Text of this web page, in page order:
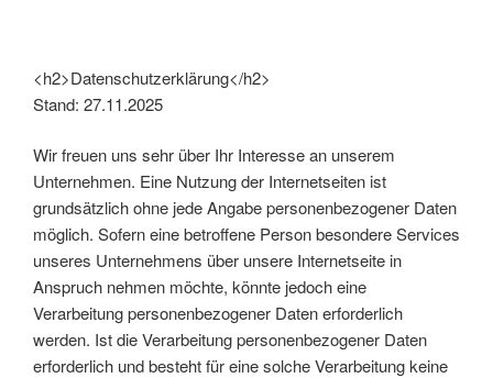
<h2>Datenschutzerklärung</h2>
Stand: 27.11.2025
Wir freuen uns sehr über Ihr Interesse an unserem
Unternehmen. Eine Nutzung der Internetseiten ist
grundsätzlich ohne jede Angabe personenbezogener Daten
möglich. Sofern eine betroffene Person besondere Services
unseres Unternehmens über unsere Internetseite in
Anspruch nehmen möchte, könnte jedoch eine
Verarbeitung personenbezogener Daten erforderlich
werden. Ist die Verarbeitung personenbezogener Daten
erforderlich und besteht für eine solche Verarbeitung keine